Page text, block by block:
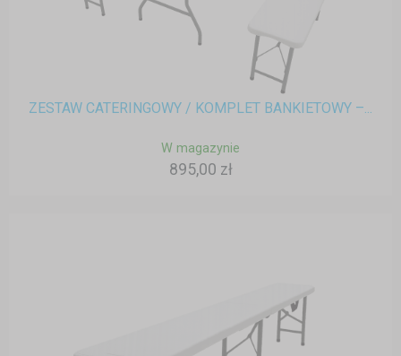
ZESTAW CATERINGOWY / KOMPLET BANKIETOWY –...
W magazynie
895,00 zł